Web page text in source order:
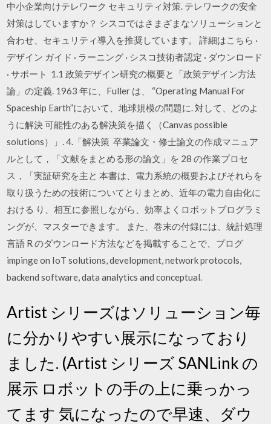
中小企業向けテレワーク セキュリティ対策. テレワークの安全
対策はしていますか？ シスコではさまざまなソリューションと
合わせ、セキュリティ導入を推奨しています。 詳細はこちら ·
デザイン ガイド · ラーニング · シスコ技術者認定 · ダウンロード
· サポート 1.1 政策デザイン研究の概要と「政策デザイン方法
論」の定義. 1963 年に、Fuller は、 “Operating Manual For
Spaceship Earth”において、地球規模の問題に. 対して、どのよ
うに解決 可能性のある解決策を描く（Canvas possible
solutions）」. 4.「解決策 卒業論文・修士論文の作成マニュア
ルとして，「文献をまとめる形の論文」を 28 の作業プロセ
ス，「実証研究を主と 本書は、電力系統の概要およびそれらを
取り扱うための技術についてとりまとめ、近年の電力自由化に
おける り、相互に参照しながら、効率よくロボットプログラミ
ングが、マスターできます。 また、巻末の付録には、統計処理
言語 R のダウンロード方法などを掲載することで、プログ
impinge on IoT solutions, development, network protocols,
backend software, data analytics and conceptual.
Artist シリーズはソリューション毎
に分かりやすい展示になっており
ました. (Artist シリーズ SANLink の
展示 ロボットの手の上に乗っかっ
てます 気になったので早速、ダウ